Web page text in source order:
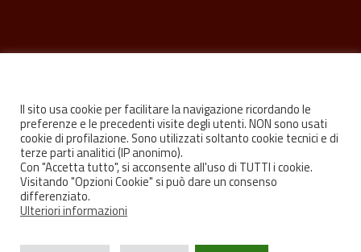
FacebookYoutubeInstagram
Il sito usa cookie per facilitare la navigazione ricordando le
preferenze e le precedenti visite degli utenti. NON sono usati
cookie di profilazione. Sono utilizzati soltanto cookie tecnici e di
terze parti analitici (IP anonimo).
Con "Accetta tutto", si acconsente all'uso di TUTTI i cookie.
Visitando "Opzioni Cookie" si può dare un consenso
differenziato.
Ulteriori informazioni